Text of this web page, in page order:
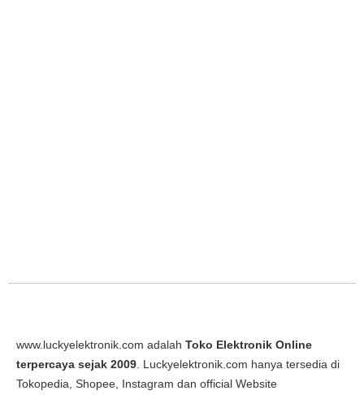
www.luckyelektronik.com adalah Toko Elektronik Online
terpercaya sejak 2009 . Luckyelektronik.com hanya tersedia di
Tokopedia, Shopee, Instagram dan official Website